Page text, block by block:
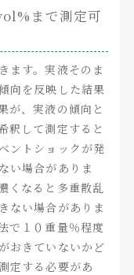
まで測定可
ます。実液そのま
向を反映した結果
が、実液の傾向と
釈して測定すると
ントショックが発
い場合がありま
くなると多重散乱
ない場合がありま
で１０重量％程度
おきていないかど
定する必要があ